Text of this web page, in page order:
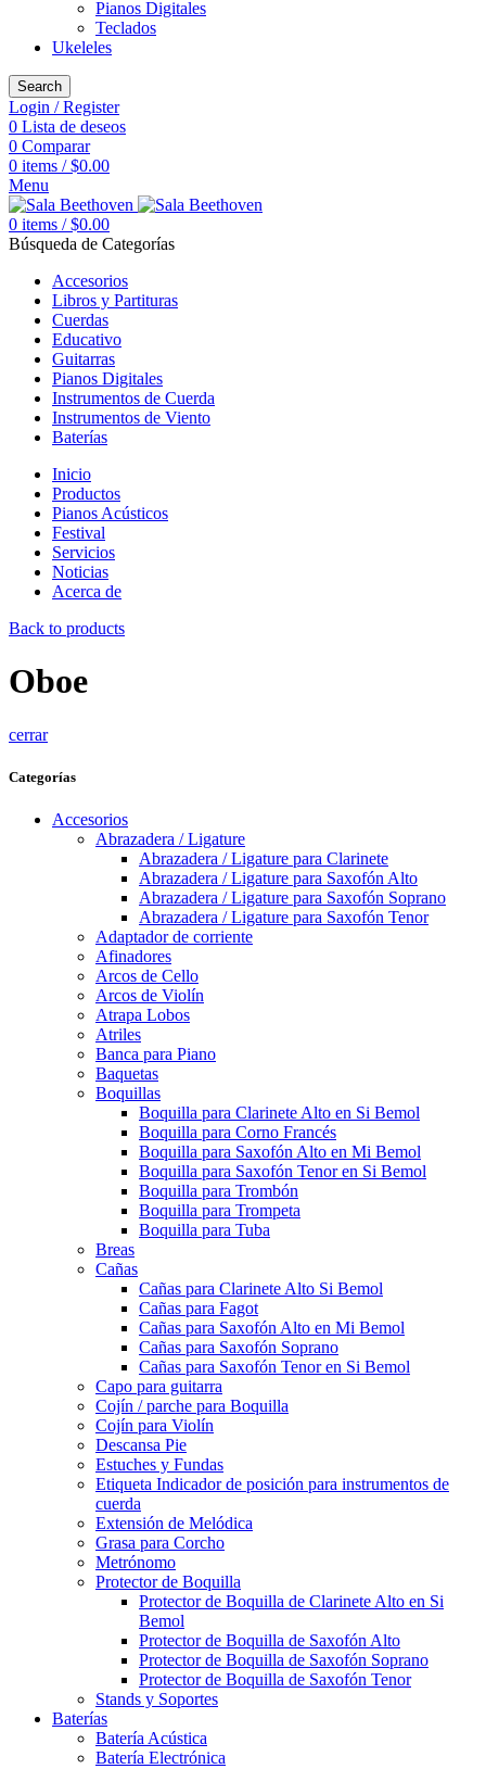
Pianos Digitales
Teclados
Ukeleles
Search
Login / Register
0 Lista de deseos
0 Comparar
0 items / $0.00
Menu
0 items / $0.00
Búsqueda de Categorías
Accesorios
Libros y Partituras
Cuerdas
Educativo
Guitarras
Pianos Digitales
Instrumentos de Cuerda
Instrumentos de Viento
Baterías
Inicio
Productos
Pianos Acústicos
Festival
Servicios
Noticias
Acerca de
Back to products
Oboe
cerrar
Categorías
Accesorios
Abrazadera / Ligature
Abrazadera / Ligature para Clarinete
Abrazadera / Ligature para Saxofón Alto
Abrazadera / Ligature para Saxofón Soprano
Abrazadera / Ligature para Saxofón Tenor
Adaptador de corriente
Afinadores
Arcos de Cello
Arcos de Violín
Atrapa Lobos
Atriles
Banca para Piano
Baquetas
Boquillas
Boquilla para Clarinete Alto en Si Bemol
Boquilla para Corno Francés
Boquilla para Saxofón Alto en Mi Bemol
Boquilla para Saxofón Tenor en Si Bemol
Boquilla para Trombón
Boquilla para Trompeta
Boquilla para Tuba
Breas
Cañas
Cañas para Clarinete Alto Si Bemol
Cañas para Fagot
Cañas para Saxofón Alto en Mi Bemol
Cañas para Saxofón Soprano
Cañas para Saxofón Tenor en Si Bemol
Capo para guitarra
Cojín / parche para Boquilla
Cojín para Violín
Descansa Pie
Estuches y Fundas
Etiqueta Indicador de posición para instrumentos de
cuerda
Extensión de Melódica
Grasa para Corcho
Metrónomo
Protector de Boquilla
Protector de Boquilla de Clarinete Alto en Si
Bemol
Protector de Boquilla de Saxofón Alto
Protector de Boquilla de Saxofón Soprano
Protector de Boquilla de Saxofón Tenor
Stands y Soportes
Baterías
Batería Acústica
Batería Electrónica